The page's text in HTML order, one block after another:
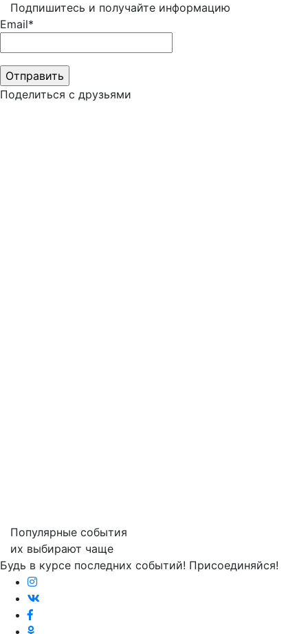
Подпишитесь и получайте информацию
Email*
Поделиться с друзьями
Популярные события
их выбирают чаще
Будь в курсе последних событий! Присоединяйся!